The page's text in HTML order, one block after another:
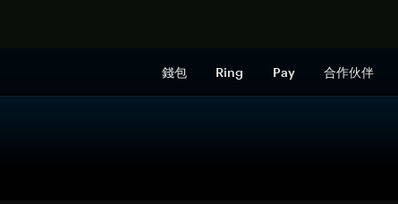
錢包 Ring Pay 合作伙伴